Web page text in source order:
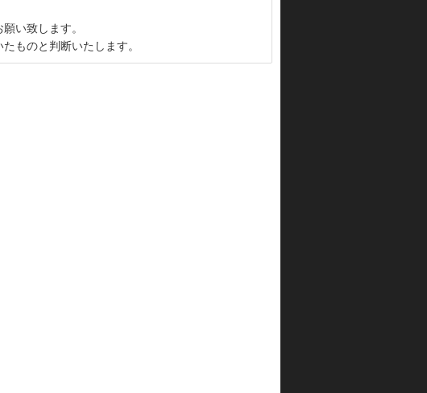
い致します。
ものと判断いたします。